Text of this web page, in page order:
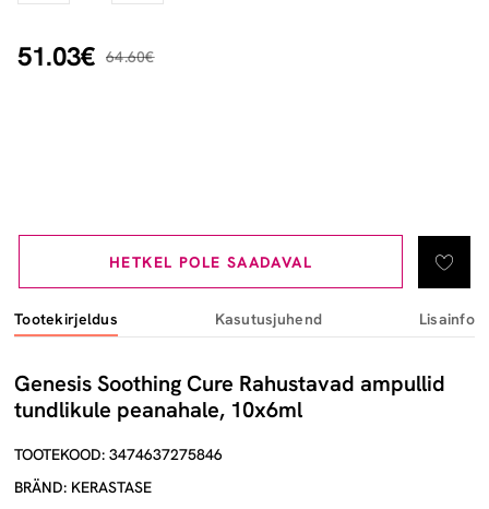
51.03€ 64.60€
HETKEL POLE SAADAVAL
Tootekirjeldus Kasutusjuhend Lisainfo
Genesis Soothing Cure Rahustavad ampullid
tundlikule peanahale, 10x6ml
TOOTEKOOD: 3474637275846
BRÄND: KERASTASE